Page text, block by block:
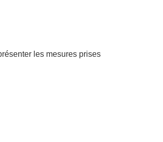
les mesures prises